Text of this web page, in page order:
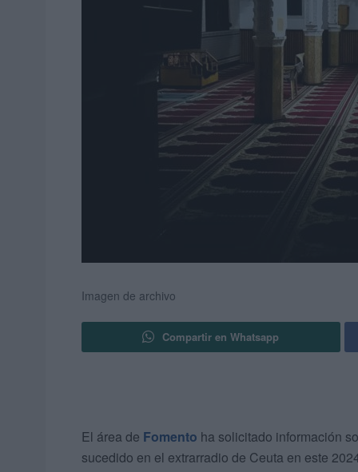
Imagen de archivo
Compartir en Whatsapp
El área de Fomento ha solicitado información
sucedido en el extrarradio de Ceuta en este